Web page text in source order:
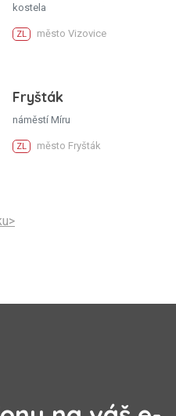
kostela
ZL město Vizovice
Fryšták
náměstí Míru
ZL město Fryšták